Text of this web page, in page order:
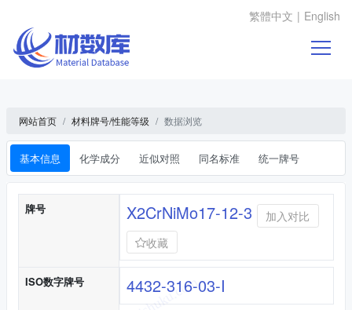
繁體中文 | English
网站首页 材料牌号/性能等级 数据浏览
基本信息 化学成分 近似对照 同名标准 统一牌号
基本信息
牌号 X2CrNiMo17-12-3
加入对比
收藏
ISO数字牌号 4432-316-03-I